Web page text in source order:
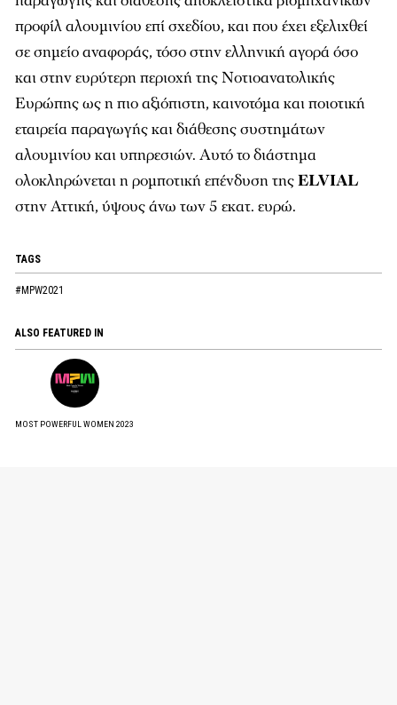
προφίλ αλουμινίου επί σχεδίου, και που έχει εξελιχθεί
σε σημείο αναφοράς, τόσο στην ελληνική αγορά όσο
και στην ευρύτερη περιοχή της Νοτιοανατολικής
Ευρώπης ως η πιο αξιόπιστη, καινοτόμα και ποιοτική
εταιρεία παραγωγής και διάθεσης συστημάτων
αλουμινίου και υπηρεσιών. Αυτό το διάστημα
ολοκληρώνεται η ρομποτική επένδυση τηςELVIAL
στην Αττική, ύψους άνω των 5 εκατ. ευρώ.
TAGS
#MPW2021
ALSO FEATURED IN
MOST POWERFUL WOMEN 2023